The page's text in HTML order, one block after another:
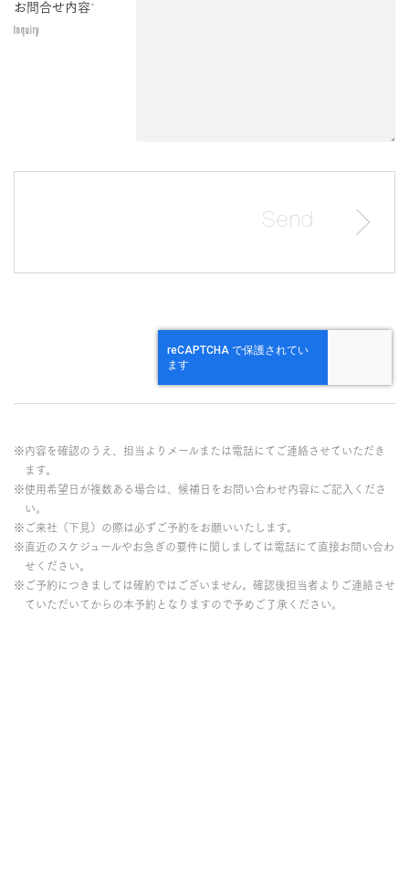
お問合せ内容*
Inquiry
※内容を確認のうえ、担当よりメールまたは電話にてご連絡させていただき
ます。
※使用希望日が複数ある場合は、候補日をお問い合わせ内容にご記入くださ
い。
※ご来社（下見）の際は必ずご予約をお願いいたします。
※直近のスケジュールやお急ぎの要件に関しましては電話にて直接お問い合わ
せください。
※ご予約につきましては確約ではございません。確認後担当者よりご連絡させ
ていただいてからの本予約となりますので予めご了承ください。